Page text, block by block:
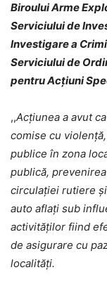
Biroului Arme
Serviciului de
Investigare a
Serviciului de
pentru Acțiuni
,,Acțiunea a avut
comise cu
publice în zona
publică,
circulaţiei rutiere
auto aflaţi sub
activităţilor fiind
de asigurare cu
localități.